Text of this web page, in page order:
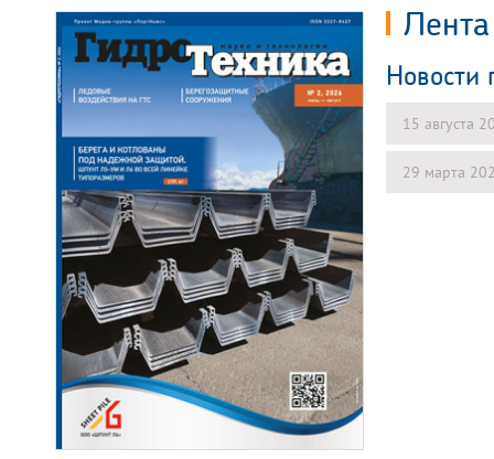
Новости
15 августа
29 марта